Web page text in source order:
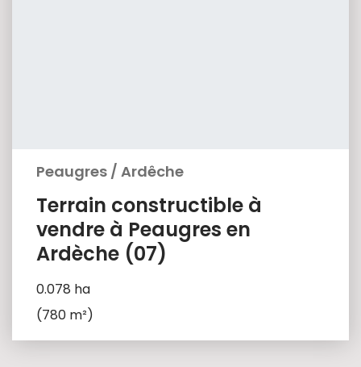
Peaugres / Ardêche
Terrain constructible à
vendre à Peaugres en
Ardèche (07)
0.078 ha
(780 m²)